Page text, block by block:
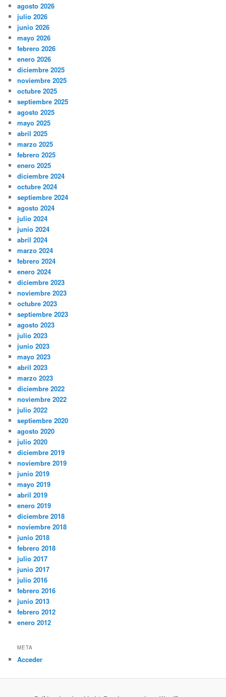
agosto 2026
julio 2026
junio 2026
mayo 2026
febrero 2026
enero 2026
diciembre 2025
noviembre 2025
octubre 2025
septiembre 2025
agosto 2025
mayo 2025
abril 2025
marzo 2025
febrero 2025
enero 2025
diciembre 2024
octubre 2024
septiembre 2024
agosto 2024
julio 2024
junio 2024
abril 2024
marzo 2024
febrero 2024
enero 2024
diciembre 2023
noviembre 2023
octubre 2023
septiembre 2023
agosto 2023
julio 2023
junio 2023
mayo 2023
abril 2023
marzo 2023
diciembre 2022
noviembre 2022
julio 2022
septiembre 2020
agosto 2020
julio 2020
diciembre 2019
noviembre 2019
junio 2019
mayo 2019
abril 2019
enero 2019
diciembre 2018
noviembre 2018
junio 2018
febrero 2018
julio 2017
junio 2017
julio 2016
febrero 2016
junio 2013
febrero 2012
enero 2012
META
Acceder